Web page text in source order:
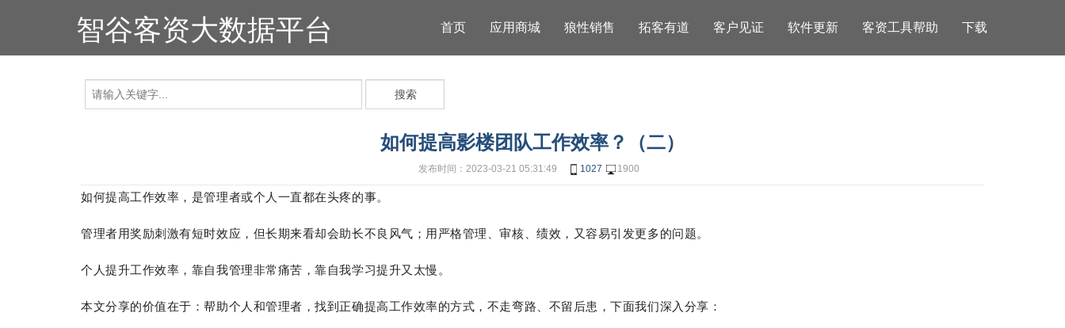
智谷客资大数据平台 首页 应用商城 狼性销售 拓客有道 客户见证 软件更新 客资工具帮助 下载
搜索
如何提高影楼团队工作效率？（二）
发布时间：2023-03-21 05:31:49 1027 1900
如何提高工作效率，是管理者或个人一直都在头疼的事。
管理者用奖励刺激有短时效应，但长期来看却会助长不良风气；用严格管理、审核、绩效，又容易引发更多的问题。
个人提升工作效率，靠自我管理非常痛苦，靠自我学习提升又太慢。
本文分享的价值在于：帮助个人和管理者，找到正确提高工作效率的方式，不走弯路、不留后患，下面我们深入分享：